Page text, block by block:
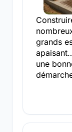
grands
une